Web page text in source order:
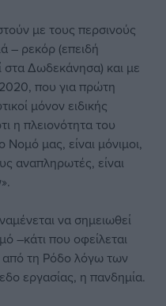
με τους περσινούς
– ρεκόρ (επειδή
στα Δωδεκάνησα) και με
που για πρώτη
μόνον ειδικής
η πλειονότητα του
μας, είναι μόνιμοι,
αναπληρωτές, είναι
να σημειωθεί
–κάτι που οφείλεται
από τη Ρόδο λόγω των
εργασίας, η πανδημία.